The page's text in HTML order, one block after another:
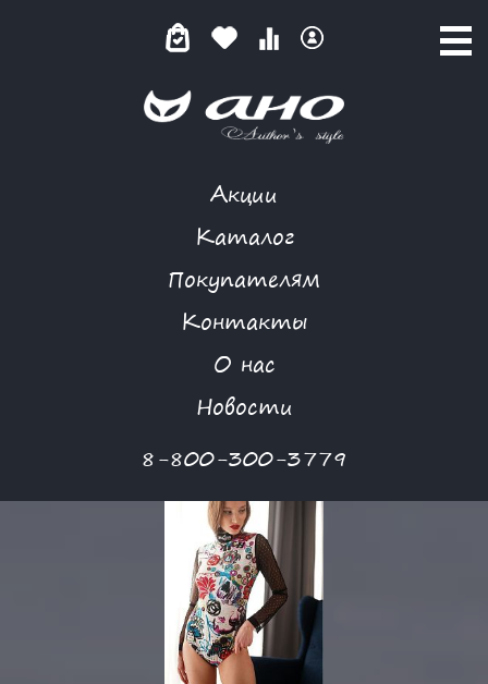
Акции
Каталог
Покупателям
Контакты
О нас
Новости
8-800-300-3779
КАТАЛОГ ТОВАРОВ